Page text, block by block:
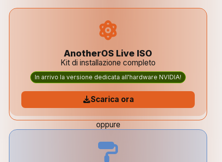
AnotherOS Live ISO
Kit di installazione completo
In arrivo la versione dedicata all'hardware NVIDIA!
Scarica ora
oppure